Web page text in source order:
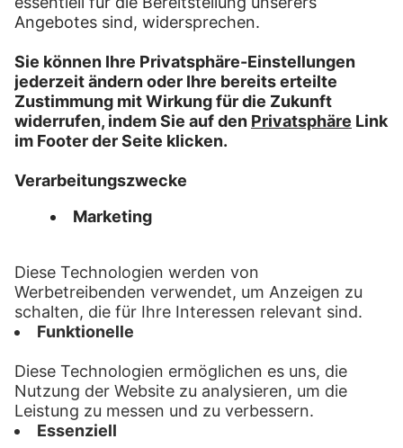
Höchstmaße L x B:
353 mm x 250 mm x 20 mm
Format:
Maxibrief
Mindestmaße L x B:
353 mm x 250 mm x 50 mm
FAQ
Impressum
Datenschutz